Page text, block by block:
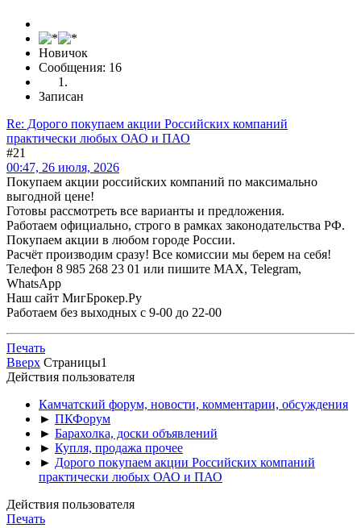
Новичок
Сообщения: 16
Записан
Re: Дорого покупаем акции Российских компаний
практически любых ОАО и ПАО
#21
00:47, 26 июля, 2026
Покупаем акции российских компаний по максимально
выгодной цене!
Готовы рассмотреть все варианты и предложения.
Работаем официально, строго в рамках законодательства РФ.
Покупаем акции в любом городе России.
Расчёт производим сразу! Все комиссии мы берем на себя!
Телефон 8 985 268 23 01 или пишите MAX, Telegram,
WhatsApp
Наш сайт МигБрокер.Ру
Работаем без выходных с 9-00 до 22-00
Печать
Вверх Страницы1
Действия пользователя
Камчатский форум, новости, комментарии, обсуждения
► ПКФорум
► Барахолка, доски объявлений
► Купля, продажа прочее
► Дорого покупаем акции Российских компаний
практически любых ОАО и ПАО
Действия пользователя
Печать